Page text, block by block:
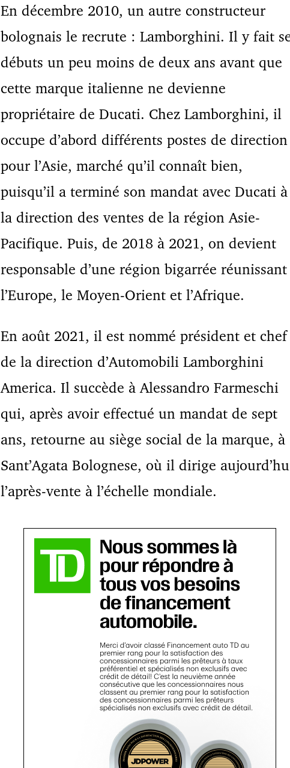
En décembre 2010, un autre constructeur
bolognais le recrute : Lamborghini. Il y fait
débuts un peu moins de deux ans avant que
cette marque italienne ne devienne
propriétaire de Ducati. Chez Lamborghini, il
occupe d’abord différents postes de direction
pour l’Asie, marché qu’il connaît bien,
puisqu’il a terminé son mandat avec Ducati à
la direction des ventes de la région Asie-
Pacifique. Puis, de 2018 à 2021, on devient
responsable d’une région bigarrée réunissant
l’Europe, le Moyen-Orient et l’Afrique.
En août 2021, il est nommé président et chef
de la direction d’Automobili Lamborghini
America. Il succède à Alessandro Farmeschi
qui, après avoir effectué un mandat de sept
ans, retourne au siège social de la marque, à
Sant’Agata Bolognese, où il dirige
l’après-vente à l’échelle mondiale.